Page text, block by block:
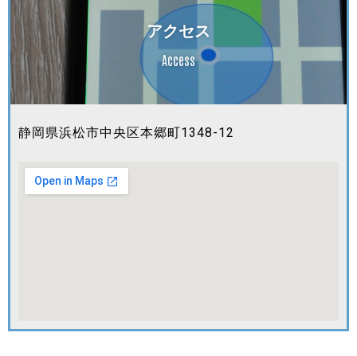
アクセス
Access
静岡県浜松市中央区本郷町1348-12